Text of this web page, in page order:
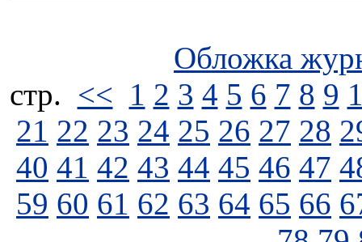
Обложка
стp. << 1 2 3 4 5 6 7 8 9
21 22 23 24 25 26 27 28
40 41 42 43 44 45 46 47
59 60 61 62 63 64 65 66